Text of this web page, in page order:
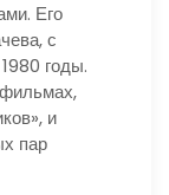
Его
с
годы.
и
пар